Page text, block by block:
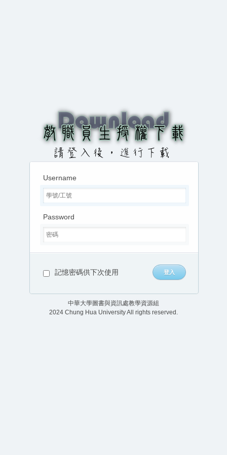
Username
Password
記憶密碼供下次使用
中華大學圖書與資訊處教學資源組
2024 Chung Hua University All rights reserved.